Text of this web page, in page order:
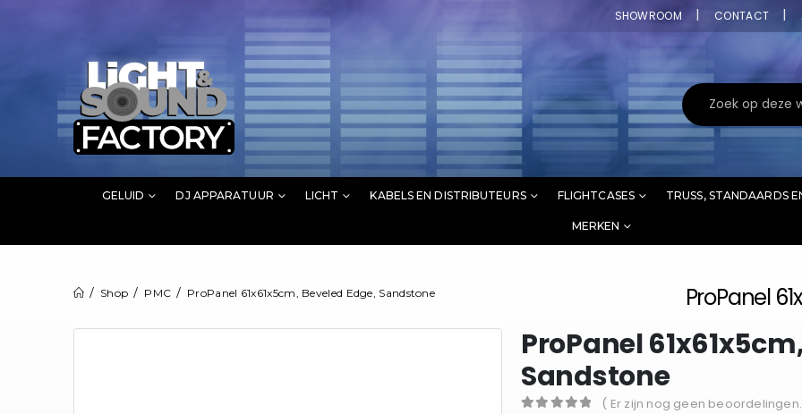
SHOWROOM CONTACT
GELUID DJ APPARATUUR LICHT KABELS EN DISTRIBUTEURS FLIGHTCASES TRUSS, STANDAARDS
MERKEN
ProPanel
Shop PMC ProPanel 61x61x5cm, Beveled Edge, Sandstone
ProPanel
Sandstone
( Er zijn nog geen